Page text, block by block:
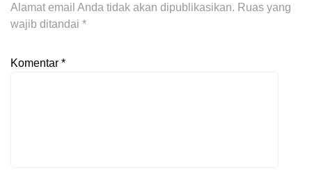
Alamat email Anda tidak akan dipublikasikan. Ruas yang
wajib ditandai *
Komentar *